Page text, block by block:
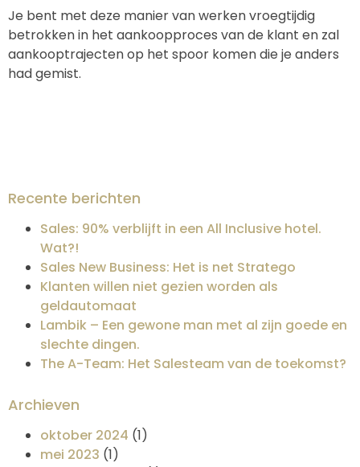
Je bent met deze manier van werken vroegtijdig
betrokken in het aankoopproces van de klant en zal
aankooptrajecten op het spoor komen die je anders
had gemist.
Recente berichten
Sales: 90% verblijft in een All Inclusive hotel.
Wat?!
Sales New Business: Het is net Stratego
Klanten willen niet gezien worden als
geldautomaat
Lambik – Een gewone man met al zijn goede en
slechte dingen.
The A-Team: Het Salesteam van de toekomst?
Archieven
oktober 2024 (1)
mei 2023 (1)